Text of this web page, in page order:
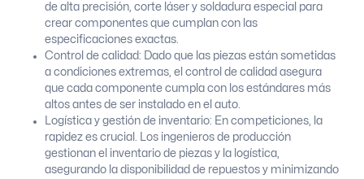
de alta precisión, corte láser y soldadura especial para
crear componentes que cumplan con las
especificaciones exactas.
Control de calidad: Dado que las piezas están sometidas
a condiciones extremas, el control de calidad asegura
que cada componente cumpla con los estándares más
altos antes de ser instalado en el auto.
Logística y gestión de inventario: En competiciones, la
rapidez es crucial. Los ingenieros de producción
gestionan el inventario de piezas y la logística,
asegurando la disponibilidad de repuestos y minimizando